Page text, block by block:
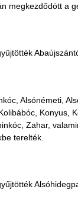
megkezdődött a
Alsónémeti,
Konyus,
Zahar,
terelték.